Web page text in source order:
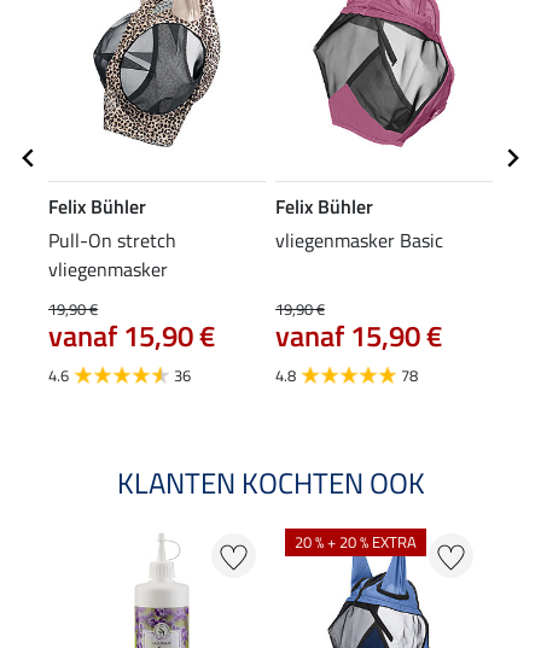
Felix Bühler
Pull-On stretch
vliegenmasker
19,90 €
vanaf 15,90 €
4.6 36
Felix Bühler
vliegenmasker Basic
19,90 €
vanaf 15,90 €
4.8 78
KLANTEN KOCHTEN OOK
20 % + 20 % EXTRA